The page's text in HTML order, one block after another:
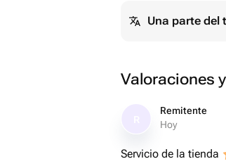
Una parte
Valoraciones
Remitente
Hoy
Servicio de la tienda